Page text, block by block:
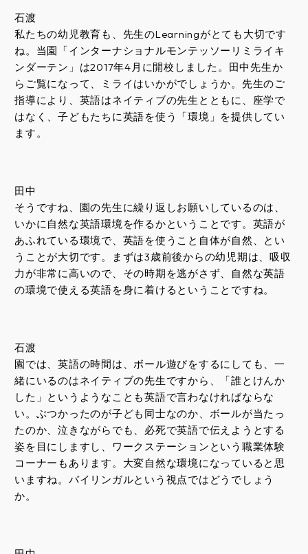
石渡
私たちの幼児教育も、先生のLearningがとても大切です
ね。当園「インターナショナルモンテッソーリミライキ
ンダーテン」は2017年4月に開校しました。田中先生か
らご覧になって、ミライはいかがでしょうか。先生のご
指導により、英語はネイティブの先生とともに、座学で
はなく、子どもたちに英語を使う「環境」を提供してい
ます。
田中
そうですね、園の先生に繰り返しお願いしているのは、
いかに自然な英語環境を作るかということです。英語が
あふれている環境で、英語を使うこと自体が自然、とい
うことが大切です。まずは3歳前後からの幼児期は、吸収
力が非常に高いので、その時期を逃がさず、自然な英語
の環境で使える英語を身に着けるということですね。
石渡
園では、英語の時間は、ボール遊びをするにしても、一
緒にいるのはネイティブの先生ですから、「誰とけんか
した」というようなことも英語で言わなければならな
い。ぶつかったのが子ども同士なのか、ボールが当たっ
たのか、泣きながらでも、必死で英語で伝えようとする
姿を目にしますし、ワークステーションという職業体験
コーナーもあります。大変自然な環境になっていると思
いますね。バイリンガルという視点ではどうでしょう
か。